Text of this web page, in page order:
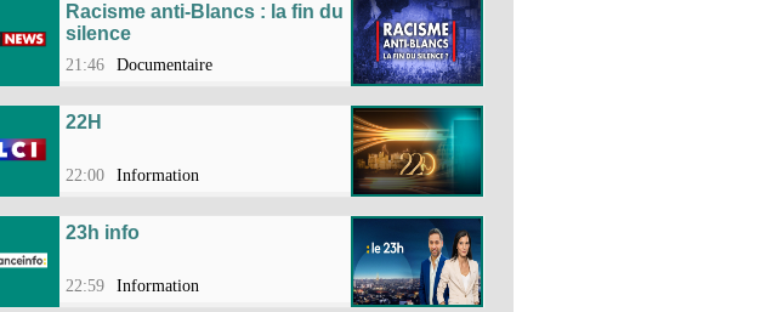
Racisme anti-Blancs : la fin du
silence
21:46 Documentaire
22H
22:00 Information
23h info
22:59 Information